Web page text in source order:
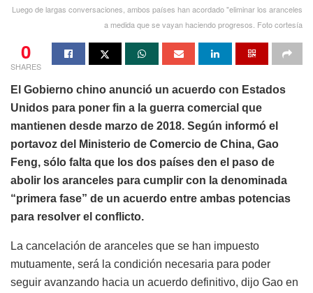
Luego de largas conversaciones, ambos países han acordado "eliminar los aranceles
a medida que se vayan haciendo progresos. Foto cortesía
0
SHARES
El Gobierno chino anunció un acuerdo con Estados
Unidos para poner fin a la guerra comercial que
mantienen desde marzo de 2018. Según informó el
portavoz del Ministerio de Comercio de China, Gao
Feng, sólo falta que los dos países den el paso de
abolir los aranceles para cumplir con la denominada
“primera fase” de un acuerdo entre ambas potencias
para resolver el conflicto.
La cancelación de aranceles que se han impuesto
mutuamente, será la condición necesaria para poder
seguir avanzando hacia un acuerdo definitivo, dijo Gao en